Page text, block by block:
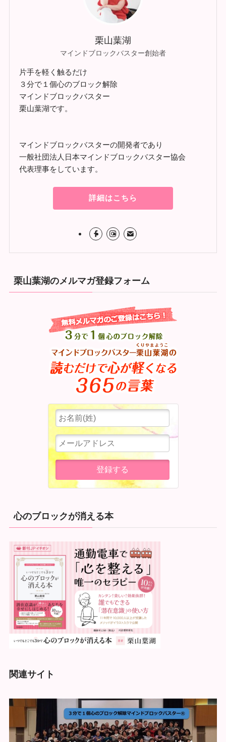
栗山葉湖
マインドブロックバスター創始者
片手を軽く触るだけ
３分で１個心のブロック解除
マインドブロックバスター
栗山葉湖です。
マインドブロックバスターの開発者であり
一般社団法人日本マインドブロックバスター協会
代表理事をしています。
詳細はこちら
栗山葉湖のメルマガ登録フォーム
心のブロックが消える本
関連サイト